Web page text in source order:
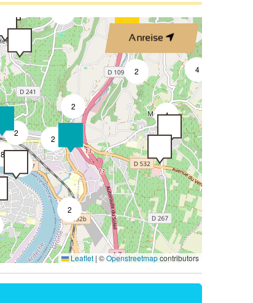
Anreise
2
2
2
2
2
4
4
2
2
8
Leaflet | ©Openstreetmapcontributors